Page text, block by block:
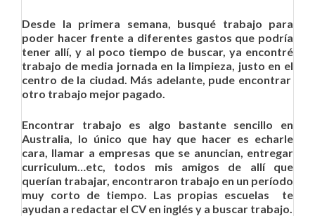
Desde la primera semana, busqué trabajo para
poder hacer frente a diferentes gastos que podría
tener allí, y al poco tiempo de buscar, ya encontré
trabajo de media jornada en la limpieza, justo en el
centro de la ciudad. Más adelante, pude encontrar
otro trabajo mejor pagado.
Encontrar trabajo es algo bastante sencillo en
Australia, lo único que hay que hacer es echarle
cara, llamar a empresas que se anuncian, entregar
curriculum…etc, todos mis amigos de allí que
querían trabajar, encontraron trabajo en un período
muy corto de tiempo. Las propias escuelas te
ayudan a redactar el CV en inglés y a buscar trabajo.